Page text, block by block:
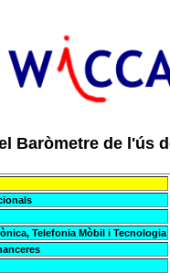
Baròmetre de l'ús
Telefonia Mòbil i Tecnologia